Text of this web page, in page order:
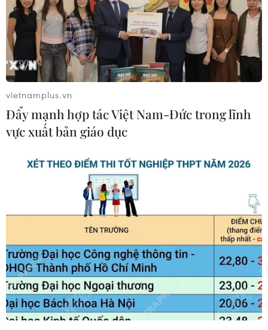
chữa thành công một bệnh nhi ba tuổi bị viêm
phổi nặng do nhiễm cúm A/H1.
Bệnh nhi là bé gái H.A. (ngụ Quận 8, Thành phố
Hồ Chí Minh) sốt cao liên tục ba ngày, ho và tiêu
chảy nhiều lần.
Đến ngày thứ tư, bé nhập viện tại bệnh viện địa
phương với chẩn đoán viêm phổi, suy hô hấp
diễn tiến nhanh, được đặt nội khí quản, thở
máy.
Kết quả xét nghiệm PCR dịch hút phế quản ghi
nhận tác nhân cúm A/H1 của chủng đại dịch
2009 (hay còn gọi là cúm A/H1N1, cúm mùa).
Các bác sỹ hội chẩn và chuyển bệnh nhi đến
Bệnh viện Nhi đồng Thành phố.
Bác sỹ Nguyễn Minh Tiến, Phó Giám đốc Bệnh
viện Nhi đồng thành phố, cho biết bệnh nhi
nhập viện trong tình trạng li bì tím tái, SpO2
(nồng độ oxy máu) khoảng 80-82%.
vietnamplus.vn
Đẩy mạnh hợp tác Việt Nam-Đức trong lĩnh
vực xuất bản giáo dục